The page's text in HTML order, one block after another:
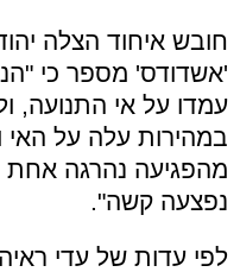
חובש איחוד הצלה
עמדו על אי התנועה,
במהירות עלה על האי
מהפגיעה נהרגה אחת
נפצעה קשה".
לפי עדות של עדי